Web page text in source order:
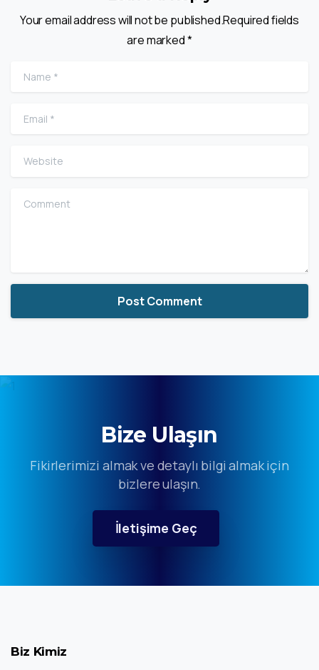
Your email address will not be published.Required fields
are marked *
Name
Email
Website
Comment
Bize Ulaşın
Fikirlerimizi almak ve detaylı bilgi almak için
bizlere ulaşın.
İletişime Geç
Biz Kimiz